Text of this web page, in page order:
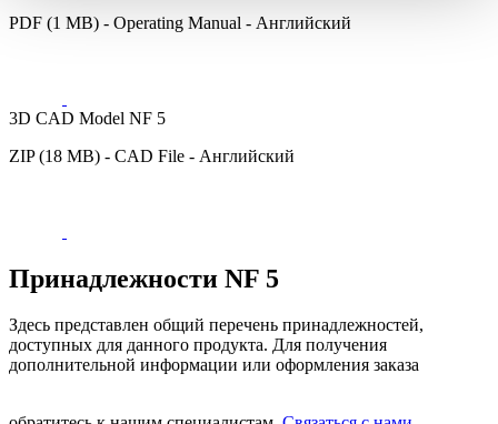
PDF (1 MB) - Operating Manual - Английский
3D CAD Model NF 5
ZIP (18 MB) - CAD File - Английский
Принадлежности NF 5
Здесь представлен общий перечень принадлежностей,
доступных для данного продукта. Для получения
дополнительной информации или оформления заказа